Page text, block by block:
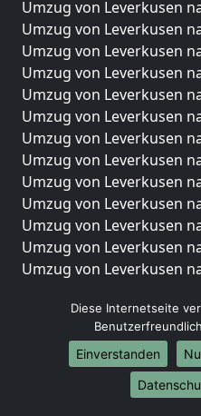
Umzug von Leverkusen
Umzug von Leverkusen
Umzug von Leverkusen
Umzug von Leverkusen
Umzug von Leverkusen
Umzug von Leverkusen
Umzug von Leverkusen
Umzug von Leverkusen
Umzug von Leverkusen
Umzug von Leverkusen
Umzug von Leverkusen
Umzug von Leverkusen
Umzug von Leverkusen
Umzüge-
Umzug von Leverkusen
Umzug von Leverkusen
Umzug von Leverkusen
Umzug von Leverkusen
Diese Internetseite
Einverstanden